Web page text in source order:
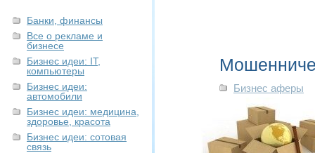
Банки, финансы
Все о рекламе и
бизнесе
Бизнес идеи: IT,
компьютеры
Бизнес идеи:
автомобили
Бизнес идеи: медицина,
здоровье, красота
Бизнес идеи: сотовая
связь
Бизнес аферы